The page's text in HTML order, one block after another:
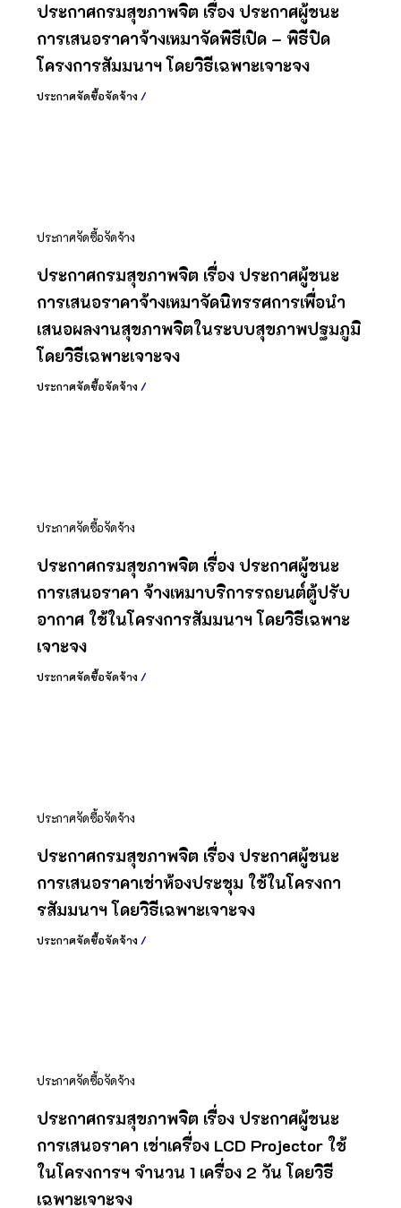
ประกาศกรมสุขภาพจิต เรื่อง ประกาศผู้ชนะ
การเสนอราคาจ้างเหมาจัดพิธีเปิด – พิธีปิด
โครงการสัมมนาฯ โดยวิธีเฉพาะเจาะจง
ประกาศจัดซื้อจัดจ้าง /
ประกาศจัดซื้อจัดจ้าง
ประกาศกรมสุขภาพจิต เรื่อง ประกาศผู้ชนะ
การเสนอราคาจ้างเหมาจัดนิทรรศการเพื่อนำ
เสนอผลงานสุขภาพจิตในระบบสุขภาพปฐมภูมิ
โดยวิธีเฉพาะเจาะจง
ประกาศจัดซื้อจัดจ้าง /
ประกาศจัดซื้อจัดจ้าง
ประกาศกรมสุขภาพจิต เรื่อง ประกาศผู้ชนะ
การเสนอราคา จ้างเหมาบริการรถยนต์ตู้ปรับ
อากาศ ใช้ในโครงการสัมมนาฯ โดยวิธีเฉพาะ
เจาะจง
ประกาศจัดซื้อจัดจ้าง /
ประกาศจัดซื้อจัดจ้าง
ประกาศกรมสุขภาพจิต เรื่อง ประกาศผู้ชนะ
การเสนอราคาเช่าห้องประชุม ใช้ในโครงกา
รสัมมนาฯ โดยวิธีเฉพาะเจาะจง
ประกาศจัดซื้อจัดจ้าง /
ประกาศจัดซื้อจัดจ้าง
ประกาศกรมสุขภาพจิต เรื่อง ประกาศผู้ชนะ
การเสนอราคา เช่าเครื่อง LCD Projector ใช้
ในโครงการฯ จำนวน 1 เครื่อง 2 วัน โดยวิธี
เฉพาะเจาะจง